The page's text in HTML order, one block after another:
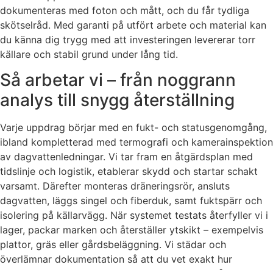
dokumenteras med foton och mått, och du får tydliga
skötselråd. Med garanti på utfört arbete och material kan
du känna dig trygg med att investeringen levererar torr
källare och stabil grund under lång tid.
Så arbetar vi – från noggrann
analys till snygg återställning
Varje uppdrag börjar med en fukt- och statusgenomgång,
ibland kompletterad med termografi och kamerainspektion
av dagvattenledningar. Vi tar fram en åtgärdsplan med
tidslinje och logistik, etablerar skydd och startar schakt
varsamt. Därefter monteras dräneringsrör, ansluts
dagvatten, läggs singel och fiberduk, samt fuktspärr och
isolering på källarvägg. När systemet testats återfyller vi i
lager, packar marken och återställer ytskikt – exempelvis
plattor, gräs eller gårdsbeläggning. Vi städar och
överlämnar dokumentation så att du vet exakt hur